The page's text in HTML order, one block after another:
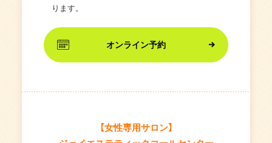
ります。
オンライン予約
【女性専用サロン】